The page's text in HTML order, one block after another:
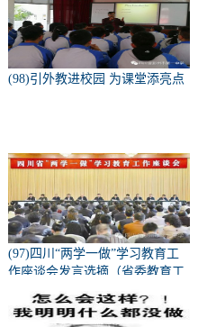
(98)引外教进校园 为课堂添亮点
(97)四川“两学一做”学习教育工
作座谈会发言选摘（省委教育工